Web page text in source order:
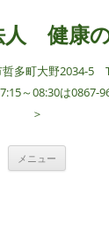
人 健康
多町大野2034-5
～08:30は0867-
＞
メニュー